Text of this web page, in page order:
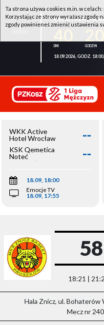
WKK ACTIVE HOTEL
18.09.2026, GODZ.
WKK Active
Hotel Wrocław
--
KSK Qemetica
Noteć
Inowrocław
--
18.09, 18:00
Emocje TV
18.09, 17:55
18:21 |
Hala Znicz, ul. Bohaterów
Mecz nr
Ta strona używa cookies m.in. w
Korzystając ze strony wyrażasz zgodę
zgody powinieneś zmienić ustawienia